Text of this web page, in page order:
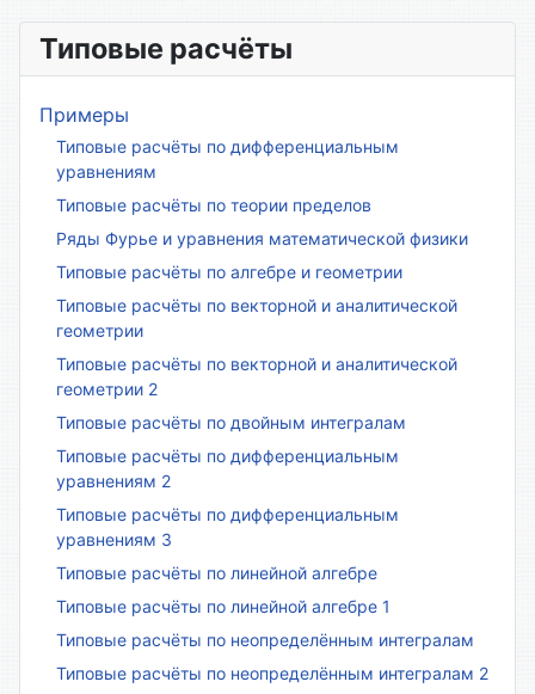
Типовые расчёты
Примеры
Типовые расчёты по дифференциальным
уравнениям
Типовые расчёты по теории пределов
Ряды Фурье и уравнения математической физики
Типовые расчёты по алгебре и геометрии
Типовые расчёты по векторной и аналитической
геометрии
Типовые расчёты по векторной и аналитической
геометрии 2
Типовые расчёты по двойным интегралам
Типовые расчёты по дифференциальным
уравнениям 2
Типовые расчёты по дифференциальным
уравнениям 3
Типовые расчёты по линейной алгебре
Типовые расчёты по линейной алгебре 1
Типовые расчёты по неопределённым интегралам
Типовые расчёты по неопределённым интегралам 2